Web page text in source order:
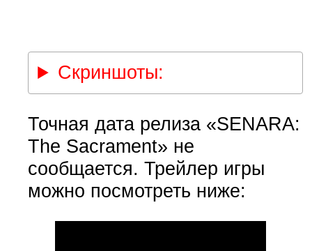
Скриншоты:
Точная дата релиза «SENARA:
The Sacrament» не
сообщается. Трейлер игры
можно посмотреть ниже: